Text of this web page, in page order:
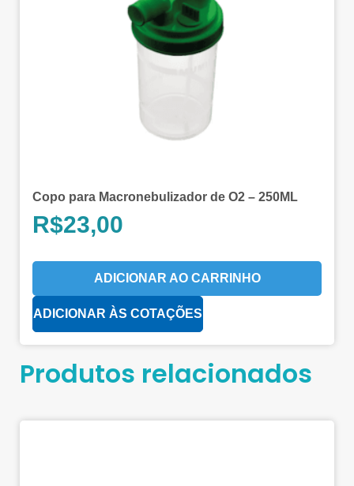
Copo para Macronebulizador de O2 – 250ML
R$23,00
ADICIONAR AO CARRINHO
ADICIONAR ÀS COTAÇÕES
Produtos relacionados